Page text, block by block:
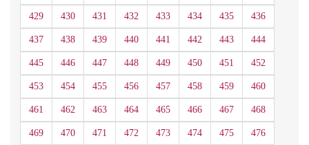
429 430 431 432 433 434 435 436
437 438 439 440 441 442 443 444
445 446 447 448 449 450 451 452
453 454 455 456 457 458 459 460
461 462 463 464 465 466 467 468
469 470 471 472 473 474 475 476